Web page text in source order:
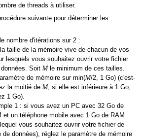
de threads à utiliser.
suivante pour déterminer les
nombre d'itérations sur 2 :
taille de la mémoire vive de chacun de vos
lesquels vous souhaitez ouvrir votre fichier
Soit M le minimum de ces tailles.
de mémoire sur min(M/2, 1 Go) (c'est-
la moitié de M, si elle est inférieure à 1 Go,
1 Go).
1 : si vous avez un PC avec 32 Go de
et un téléphone mobile avec 1 Go de RAM
vous souhaitez ouvrir votre fichier de
de données), réglez le paramètre de mémoire